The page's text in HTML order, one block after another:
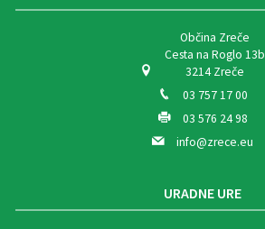
Občina Zreče
Cesta na Roglo 13b
3214 Zreče
03 757 17 00
03 576 24 98
info@zrece.eu
URADNE URE